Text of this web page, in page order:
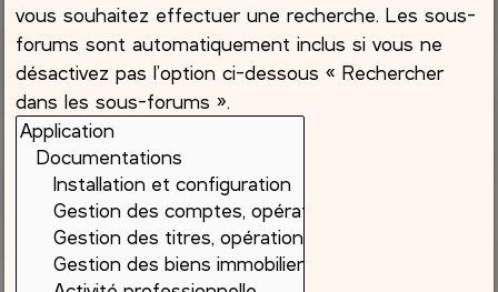
vous souhaitez effectuer une recherche. Les sous-
forums sont automatiquement inclus si vous ne
désactivez pas l’option ci-dessous « Rechercher
dans les sous-forums ».